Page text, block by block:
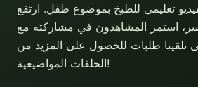
تعليمي للطبخ بموضوع طفل. ارتفع
استمر المشاهدون في مشاركته مع
تلقينا طلبات للحصول على المزيد من
الحلقات المواضيعية!